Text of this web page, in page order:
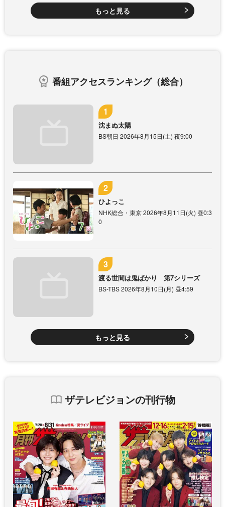
もっと見る
番組アクセスランキング（総合）
沈まぬ太陽
BS朝日 2026年8月15日(土) 夜9:00
ひよっこ
NHK総合・東京 2026年8月11日(火) 昼0:3
0
渡る世間は鬼ばかり 第7シリーズ
BS-TBS 2026年8月10日(月) 昼4:59
もっと見る
ザテレビジョンの刊行物